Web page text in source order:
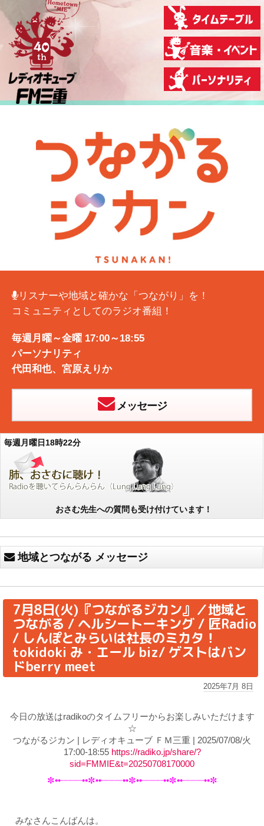
リスナーや地域と確かな「つながり」を！
コミュニティとしてのラジオ番組！
毎週月曜～金曜 17:00～18:55
パーソナリティ
代田和也、 宮原えりか
メッセージ
毎週月曜日18時22分
おさむ先生への質問も受け付けています！
地域とつながる メッセージ
7月8日(火)『つながるジカン』／地域と
つながる / ヘルシートーキング / 匠Radio
/ しんぽとみらいは社長のミカタ！
tokidoki み・エール biz/ ゲストはバン
ドberry meet
2025年7月 8日
今日の放送はradikoのタイムフリーからお楽しみいただけます
☆
つながるジカン | レディオキューブ ＦＭ三重 | 2025/07/08/火
17:00-18:55 https://radiko.jp/share/?
sid=FMMIE&t=20250708170000
✼••┈┈┈┈••✼••┈┈┈┈••✼••┈┈┈┈••✼••┈┈┈┈••✼
みなさんこんばんは。